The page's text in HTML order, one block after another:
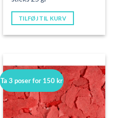
TILFØJ TIL KURV
Ta 3 poser for 150 kr